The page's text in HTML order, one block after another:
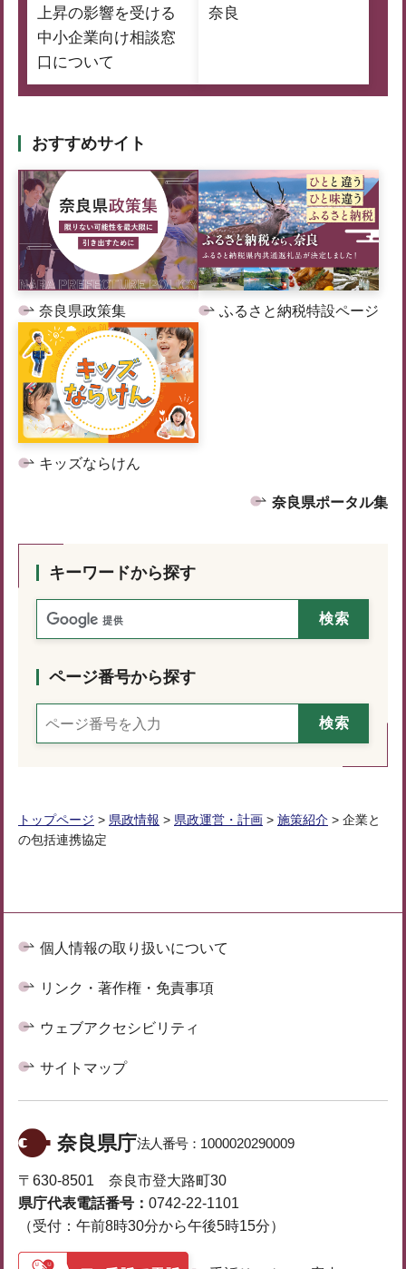
上昇の影響を受ける
中小企業向け相談窓
口について
奈良
おすすめサイト
奈良県政策集 ふるさと納税特設ページ
キッズならけん
奈良県ポータル集
キーワードから探す
ページ番号から探す
トップページ > 県政情報 > 県政運営・計画 > 施策紹介 > 企業と
の包括連携協定
個人情報の取り扱いについて
リンク・著作権・免責事項
ウェブアクセシビリティ
サイトマップ
奈良県庁法人番号： 1000020290009
〒630-8501 奈良市登大路町30
県庁代表電話番号： 0742-22-1101
（受付：午前8時30分から午後5時15分）